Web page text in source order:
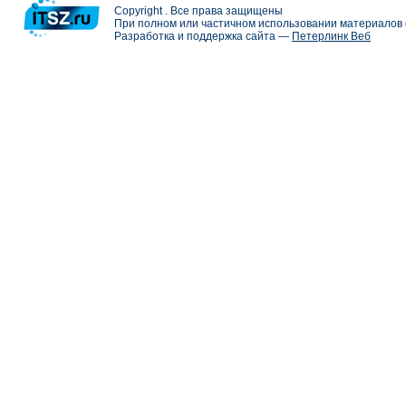
Copyright . Все права защищены
При полном или частичном использовании
Разработка и поддержка сайта — Петерлинк Веб